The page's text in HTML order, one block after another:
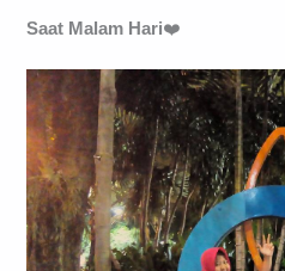
Saat Malam Hari❤️